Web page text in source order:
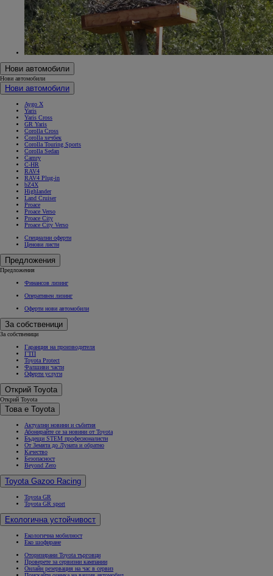
Нови автомобили
Нови автомобили
Нови автомобили
Aygo X
Yaris
Yaris Cross
GR Yaris
Corolla Cross
Corolla хечбек
Corolla Touring Sports
Corolla Sedan
Camry
C-HR
RAV4
RAV4 Plug-in
bZ4X
Highlander
Land Cruiser
Proace
Proace Verso
Proace City
Proace City Verso
Специални оферти
Ценови листи
Предложения
Предложения
Финансов лизинг
Оперативен лизинг
Оферти нови автомобили
За собственици
За собственици
Гаранция на производителя
ГТП
Toyota Protect
Фалшиви части
Оферти услуги
Открий Toyota
Открий Toyota
Това е Toyota
Актуални новини и събития
Абонирайте се за новини от Toyota
Бъдещи STEM професионалисти
От Земята до Луната и обратно
Качество
Безопасност
Beyond Zero
Toyota Gazoo Racing
Toyota GR
Toyota GR sport
Екологична устойчивост
Екологична мобилност
Еко шофиране
Оторизирани Toyota търговци
Проверете за сервизни кампании
Онлайн резервация на час в сервиз